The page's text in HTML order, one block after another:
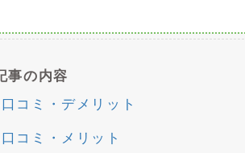
事の内容
コミ・デメリット
コミ・メリット